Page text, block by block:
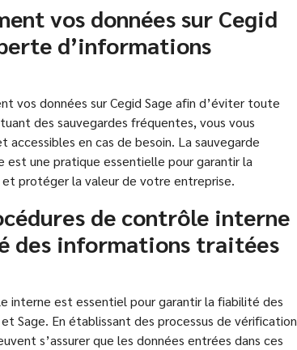
vos données sur Cegid
d’informations
vos données sur Cegid Sage afin d’éviter toute
des sauvegardes fréquentes, vous vous
en cas de besoin. La sauvegarde
est une pratique essentielle pour garantir la
protéger la valeur de votre entreprise.
de contrôle interne
des informations traitées
interne est essentiel pour garantir la fiabilité des
Sage. En établissant des processus de vérification
s’assurer que les données entrées dans ces